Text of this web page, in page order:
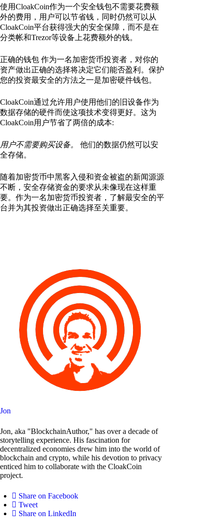
使用CloakCoin作为一个安全钱包不需要花费额
外的费用，用户可以节省钱，同时仍然可以从
CloakCoin平台获得强大的安全保障，而不是在
分类帐和Trezor等设备上花费额外的钱。
正确的钱包 作为一名加密货币投资者，对你的
资产做出正确的选择将决定它们能否盈利。保护
您的投资最安全的方法之一是加密硬件钱包。
CloakCoin通过允许用户使用他们的旧设备作为
数据存储的硬件而使这项技术变得更好。这为
CloakCoin用户节省了两倍的成本:
用户不需要购买设备。 他们的数据仍然可以安
全存储。
随着加密货币中黑客入侵和资金被盗的新闻源源
不断，安全存储资金的要求从未像现在这样重
要。作为一名加密货币投资者，了解最安全的平
台并为其投资做出正确选择至关重要。
Jon
Jon, aka "BlockchainAuthor," has over a decade of
storytelling experience. His fascination for
decentralized economies drew him into the world of
blockchain and crypto, while his devotion to privacy
enticed him to collaborate with the CloakCoin
project.
Share on Facebook
Tweet
Share on LinkedIn